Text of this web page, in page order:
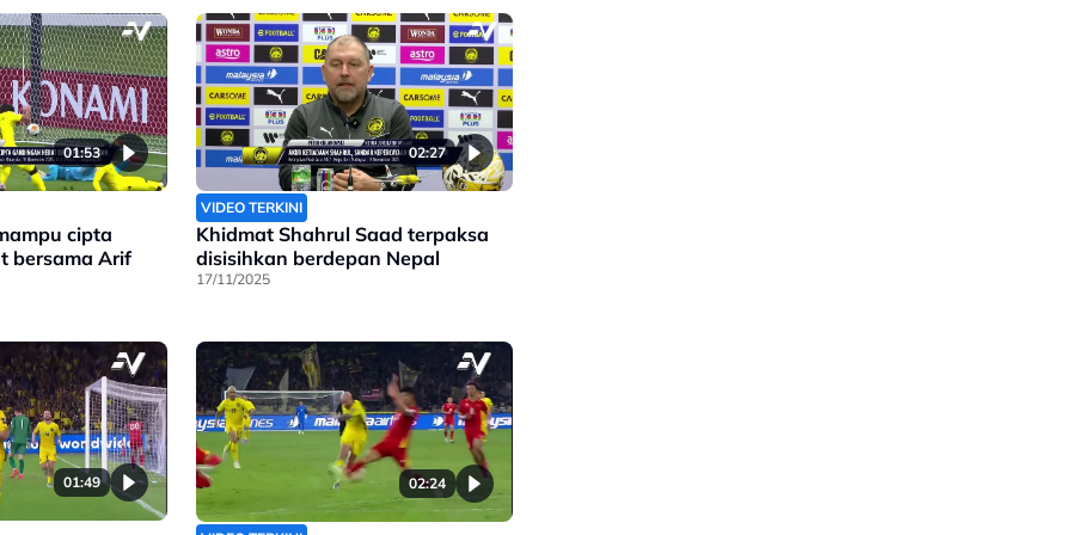
01:53
cipta
bersama Arif
02:27
VIDEO TERKINI
Khidmat Shahrul Saad terpaksa
disisihkan berdepan Nepal
17/11/2025
01:49 02:24